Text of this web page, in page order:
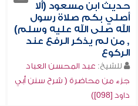
حديث ابن مسعود (ألا
أصلي بكم صلاة رسول
الله صلى الله عليه وسلم)
, من لم يذكر الرفع عند
الركوع
للشيخ: عبد المحسن العباد
جزء من محاضرة ( شرح سنن أبي
داود [098])